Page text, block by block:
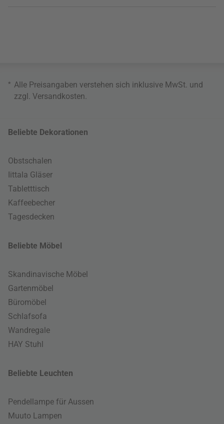
* Alle Preisangaben verstehen sich inklusive MwSt. und
zzgl. Versandkosten
Beliebte Dekorationen
Obstschalen
Iittala Gläser
Tabletttisch
Kaffeebecher
Tagesdecken
Beliebte Möbel
Skandinavische Möbel
Gartenmöbel
Büromöbel
Schlafsofa
Wandregale
HAY Stuhl
Beliebte Leuchten
Pendellampe für Aussen
Muuto Lampen